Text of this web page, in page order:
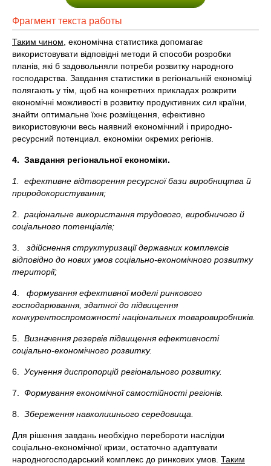
Фрагмент текста работы
Таким чином, економічна статистика допомагає
використовувати відповідні методи й способи розробки
планів, які б задовольняли потреби розвитку народного
господарства. Завдання статистики в регіональній економіці
полягають у тім, щоб на конкретних прикладах розкрити
економічні можливості в розвитку продуктивних сил країни,
знайти оптимальне їхнє розміщення, ефективно
використовуючи весь наявний економічний і природно-
ресурсний потенциал. економіки окремих регіонів.
4. Завдання регіональної економіки.
1. ефективне відтворення ресурсної бази виробництва й
природокористування;
2. раціональне використання трудового, виробничого й
соціального потенціалів;
3. здійснення структуризації державних комплексів
відповідно до нових умов соціально-економічного розвитку
території;
4. формування ефективної моделі ринкового
господарювання, здатної до підвищення
конкурентоспроможності національних товаровиробників.
5. Визначення резервів підвищення ефективності
соціально-економічного розвитку.
6. Усунення диспропорцій регіонального розвитку.
7. Формування економічної самостійності регіонів.
8. Збереження навколишнього середовища.
Для рішення завдань необхідно перебороти наслідки
соціально-економічної кризи, остаточно адаптувати
народногосподарський комплекс до ринкових умов. Таким